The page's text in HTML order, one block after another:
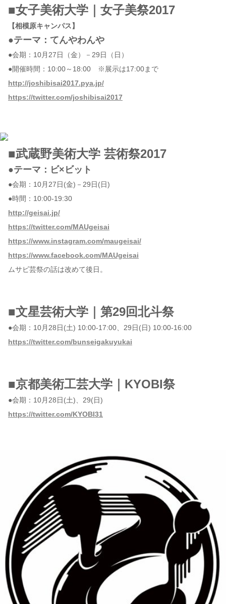
■女子美術大学｜女子美祭2017
【相模原キャンパス】
●テーマ：てんやわんや
●会期：10月27日（金）－29日（日）
●開催時間：10:00～18:00 ※展示は17:00まで
http://joshibisai2017.pya.jp/
https://twitter.com/joshibisai2017
■武蔵野美術大学 芸術祭2017
●テーマ：ビ×ビット
●会期：10月27日(金)－29日(日)
●時間：10:00-19:30
http://geisai.jp/
https://twitter.com/MAUgeisai
https://www.instagram.com/maugeisai/
https://www.facebook.com/MAUgeisai
ムサビ芸祭の話は改めて後日。
■文星芸術大学｜第29回北斗祭
●会期：10月28日(土) 10:00-17:00、29日(日) 10:00-16:00
https://twitter.com/bunseigakuyukai
■京都美術工芸大学｜KYOBI祭
●会期：10月28日(土)、29(日)
https://twitter.com/KYOBI31